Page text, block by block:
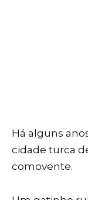
Há alguns
cidade turca
comovente.